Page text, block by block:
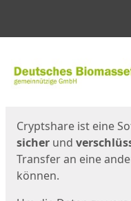
Cryptshare ist eine
sicher und
Transfer an eine
können.